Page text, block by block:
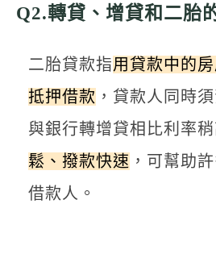
Q2.轉貸、增貸和二胎
二胎貸款指用貸款中的
抵押借款 ，貸款人同時
與銀行轉增貸相比利率
鬆、撥款快速 ，可幫助
借款人。